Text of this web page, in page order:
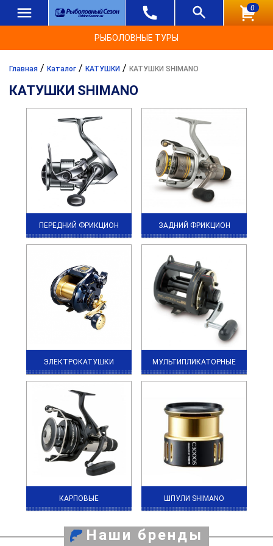
0
РЫБОЛОВНЫЕ ТУРЫ
Главная / Каталог / КАТУШКИ / КАТУШКИ SHIMANO
КАТУШКИ SHIMANO
ПЕРЕДНИЙ ФРИКЦИОН ЗАДНИЙ ФРИКЦИОН
ЭЛЕКТРОКАТУШКИ МУЛЬТИПЛИКАТОРНЫЕ
КАРПОВЫЕ ШПУЛИ SHIMANO
Наши бренды